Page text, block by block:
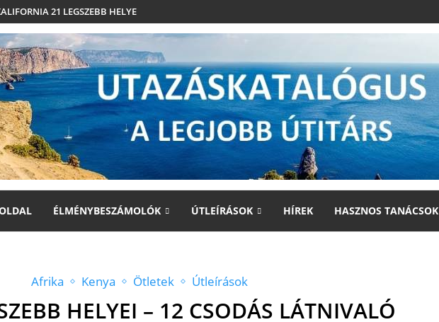
21 LEGSZEBB HELYE
ÉLMÉNYBESZÁMOLÓK ÚTLEÍRÁSOK HÍREK HASZNOS TANÁCSOK
Afrika Kenya Ötletek Útleírások
HELYEI – 12 CSODÁS LÁTNIVALÓ